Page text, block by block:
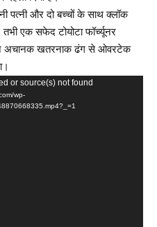
पत्नी और दो बच्चों के साथ क्लॉक
एक सफेद टोयोटा फॉर्च्यूनर
अचानक खतरनाक ढंग से ओवरटेक
or source(s) not found
wp-